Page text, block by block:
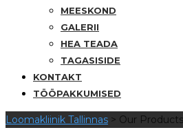
MEESKOND
GALERII
HEA TEADA
TAGASISIDE
KONTAKT
TÖÖPAKKUMISED
Loomakliinik Tallinnas > Our Products